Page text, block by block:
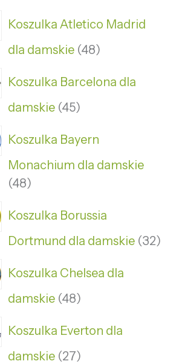
Koszulka Atletico Madrid
dla damskie 48
Koszulka Barcelona dla
damskie 45
Koszulka Bayern
Monachium dla damskie
48
Koszulka Borussia
Dortmund dla damskie 32
Koszulka Chelsea dla
damskie 48
Koszulka Everton dla
damskie 27